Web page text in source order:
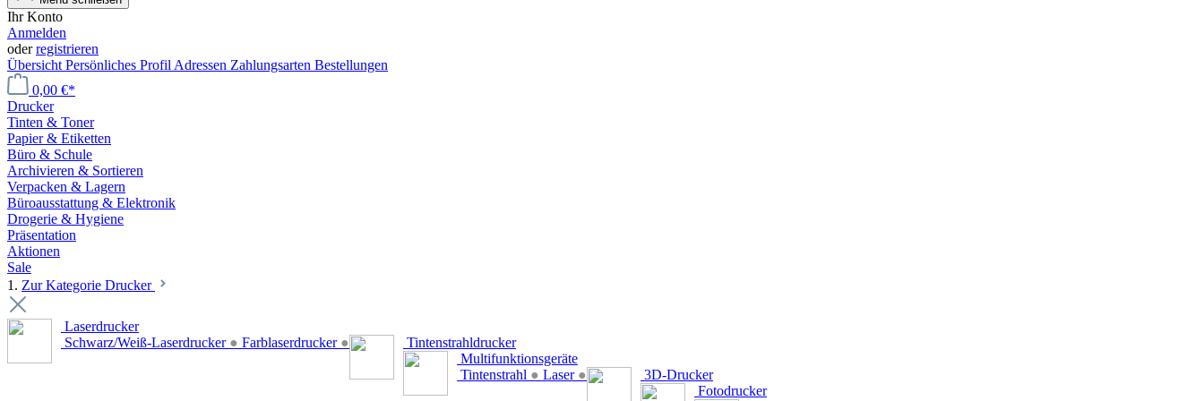
Ihr Konto
Anmelden
oderregistrieren
Übersicht Persönliches Profil Adressen Zahlungsarten Bestellungen
0,00 €*
Drucker
Tinten & Toner
Papier & Etiketten
Büro & Schule
Archivieren & Sortieren
Verpacken & Lagern
Büroausstattung & Elektronik
Drogerie & Hygiene
Präsentation
Aktionen
Sale
1. Zur Kategorie Drucker
Laserdrucker
Schwarz/Weiß-Laserdrucker ● Farblaserdrucker ●
Tintenstrahldrucker
Multifunktionsgeräte
Tintenstrahl ● Laser ●
3D-Drucker
Fotodrucker